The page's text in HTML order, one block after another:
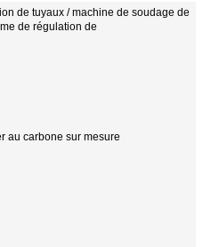
de tuyaux / machine de soudage de
de régulation de
au carbone sur mesure